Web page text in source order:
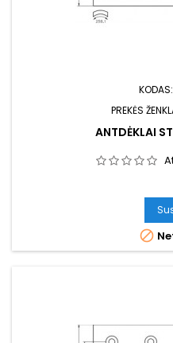
KODAS:
PREKĖS
ANTDĖKLAI
